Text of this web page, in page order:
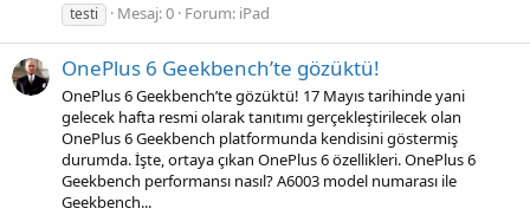
testi
Mesaj: 0 Forum: iPad
OnePlus 6 Geekbench’te gözüktü!
OnePlus 6 Geekbench’te gözüktü! 17 Mayıs tarihinde yani
gelecek hafta resmi olarak tanıtımı gerçekleştirilecek olan
OnePlus 6 Geekbench platformunda kendisini göstermiş
durumda. İşte, ortaya çıkan OnePlus 6 özellikleri. OnePlus 6
Geekbench performansı nasıl? A6003 model numarası ile
Geekbench...